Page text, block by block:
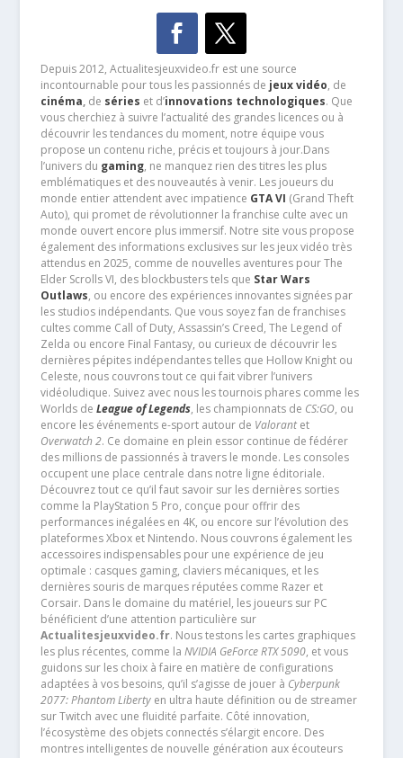
Depuis 2012, Actualitesjeuxvideo.fr est une source
incontournable pour tous les passionnés de jeux vidéo, de
cinéma,de séries et d’innovations technologiques. Que
vous cherchiez à suivre l’actualité des grandes licences ou à
découvrir les tendances du moment, notre équipe vous
propose un contenu riche, précis et toujours à jour.Dans
l’univers du gaming, ne manquez rien des titres les plus
emblématiques et des nouveautés à venir. Les joueurs du
monde entier attendent avec impatience GTA VI (Grand Theft
Auto), qui promet de révolutionner la franchise culte avec un
monde ouvert encore plus immersif. Notre site vous propose
également des informations exclusives sur les jeux vidéo très
attendus en 2025, comme de nouvelles aventures pour The
Elder Scrolls VI, des blockbusters tels que Star Wars
Outlaws, ou encore des expériences innovantes signées par
les studios indépendants. Que vous soyez fan de franchises
cultes comme Call of Duty, Assassin’s Creed, The Legend of
Zelda ou encore Final Fantasy, ou curieux de découvrir les
dernières pépites indépendantes telles que Hollow Knight ou
Celeste, nous couvrons tout ce qui fait vibrer l’univers
vidéoludique. Suivez avec nous les tournois phares comme les
Worlds de League of Legends, les championnats de CS:GO, ou
encore les événements e-sport autour de Valorantet
Overwatch 2. Ce domaine en plein essor continue de fédérer
des millions de passionnés à travers le monde. Les consoles
occupent une place centrale dans notre ligne éditoriale.
Découvrez tout ce qu’il faut savoir sur les dernières sorties
comme la PlayStation 5 Pro, conçue pour offrir des
performances inégalées en 4K, ou encore sur l’évolution des
plateformes Xbox et Nintendo. Nous couvrons également les
accessoires indispensables pour une expérience de jeu
optimale : casques gaming, claviers mécaniques, et les
dernières souris de marques réputées comme Razer et
Corsair. Dans le domaine du matériel, les joueurs sur PC
bénéficient d’une attention particulière sur
Actualitesjeuxvideo.fr. Nous testons les cartes graphiques
les plus récentes, comme la NVIDIA GeForce RTX 5090, et vous
guidons sur les choix à faire en matière de configurations
adaptées à vos besoins, qu’il s’agisse de jouer à Cyberpunk
2077: Phantom Libertyen ultra haute définition ou de streamer
sur Twitch avec une fluidité parfaite. Côté innovation,
l’écosystème des objets connectés s’élargit encore. Des
montres intelligentes de nouvelle génération aux écouteurs